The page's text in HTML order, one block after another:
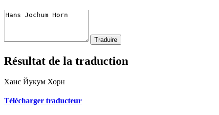
Résultat de la traduction
Ханс Йукум Хорн
Télécharger traducteur